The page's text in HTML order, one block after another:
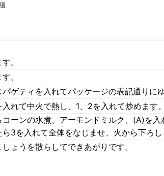
。
。
ゲティを入れてパッケージの表記通りに
れて中火で熱し、1、2を入れて炒めます。
ーンの水煮、アーモンドミルク、(A)を入
3を入れて全体をなじませ、火から下ろし
ょうを散らしてできあがりです。